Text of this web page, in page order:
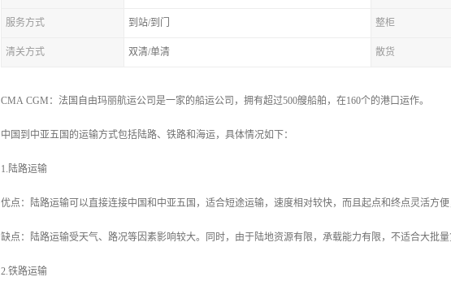
服务方式 到站/到门 整柜
清关方式 双清/单清 散货
CMA CGM：法国自由玛丽航运公司是一家的船运公司，拥有超过500艘船舶，在160个的港口运作。
中国到中亚五国的运输方式包括陆路、铁路和海运，具体情况如下：
1.陆路运输
优点：陆路运输可以直接连接中国和中亚五国，适合短途运输，速度相对较快，而且起点和终点灵活方便
缺点：陆路运输受天气、路况等因素影响较大。同时，由于陆地资源有限，承载能力有限，不适合大批量
2.铁路运输